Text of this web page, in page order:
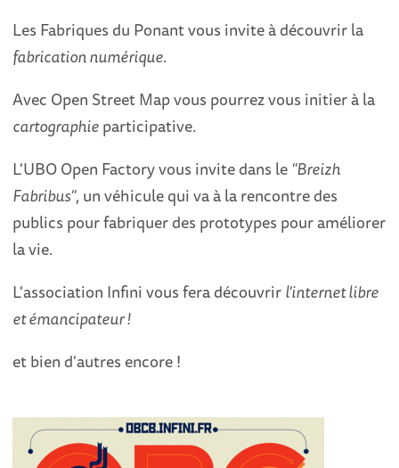
Les Fabriques du Ponant vous invite à découvrir la
fabrication numérique.
Avec Open Street Map vous pourrez vous initier à la
cartographieparticipative.
L'UBO Open Factory vous invite dans le "Breizh
Fabribus", un véhicule qui va à la rencontre des
publics pour fabriquer des prototypes pour améliorer
la vie.
L'association Infini vous fera découvrirl'internet libre
et émancipateur !
et bien d'autres encore !